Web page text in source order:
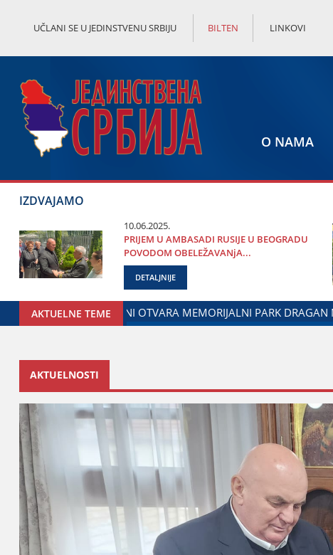
UČLANI SE U JEDINSTVENU SRBIJU BILTEN LINKOVI
O NAMA
IZDVAJAMO
10.06.2025.
PRIЈEM U AMBASADI RUSIЈE U BEOGRADU
POVODOM OBELEŽAVANjA...
DETALJNIJE
AKTUELNE TEME
DOGOVOREN NASTAVAK SARADNjE GRADA ЈAGODINE I
AKTUELNOSTI